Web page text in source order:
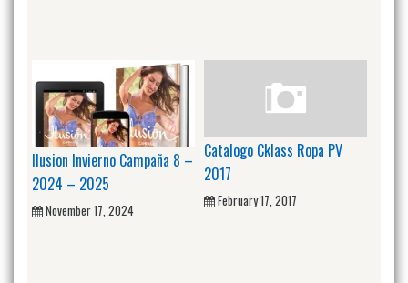
Ilusion Invierno Campaña 8 –
2024 – 2025
November 17, 2024
Catalogo Cklass Ropa PV
2017
February 17, 2017